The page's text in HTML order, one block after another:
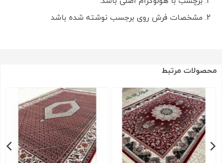
مشخصات فرش روی برجسب نوشته شده باشد
محصولات مرتبط